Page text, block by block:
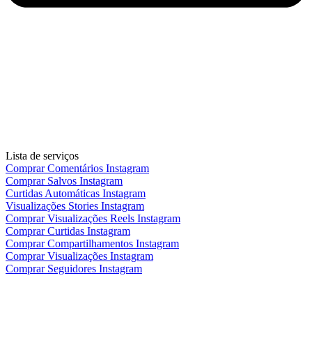
Lista de serviços
Comprar Comentários Instagram
Comprar Salvos Instagram
Curtidas Automáticas Instagram
Visualizações Stories Instagram
Comprar Visualizações Reels Instagram
Comprar Curtidas Instagram
Comprar Compartilhamentos Instagram
Comprar Visualizações Instagram
Comprar Seguidores Instagram